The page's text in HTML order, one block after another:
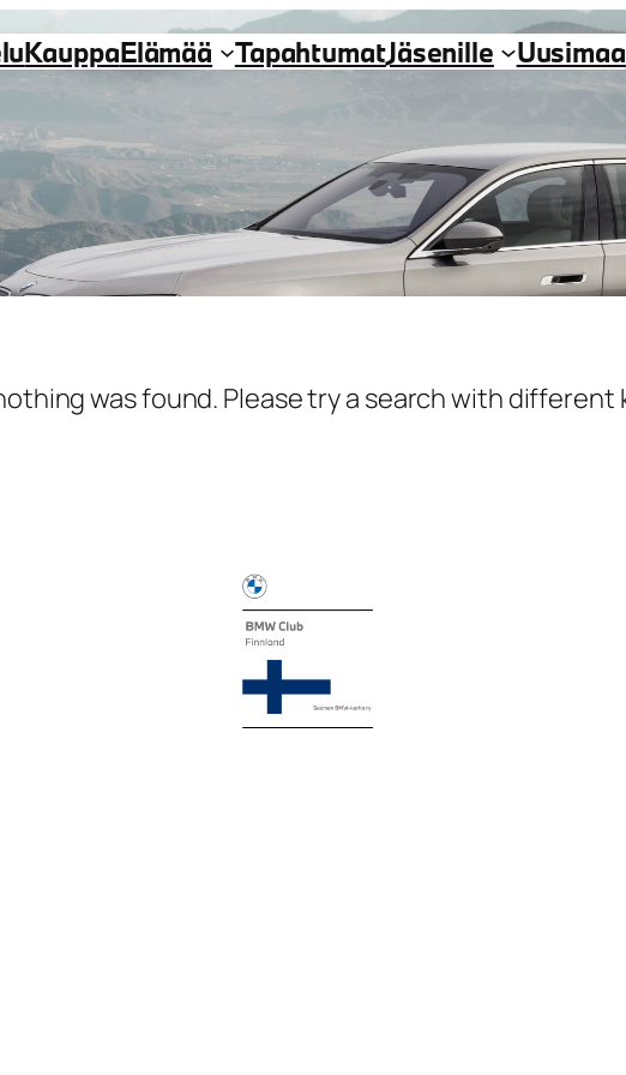
KauppaElämää TapahtumatJäsenille Uusimaa
was found. Please try a search with different